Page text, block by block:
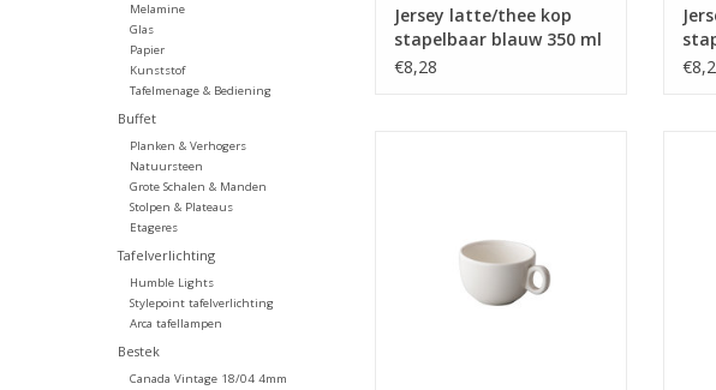
Melamine
Glas
Papier
Kunststof
Tafelmenage & Bediening
Buffet
Planken & Verhogers
Natuursteen
Grote Schalen & Manden
Stolpen & Plateaus
Etageres
Tafelverlichting
Humble Lights
Stylepoint tafelverlichting
Arca tafellampen
Bestek
Canada Vintage 18/04 4mm
Jersey latte/thee kop
stapelbaar blauw 350 ml
€8,28
TOEVOEGEN AAN WINKELWAGEN